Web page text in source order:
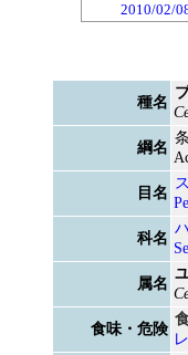
2010/02/
種名
綱名
目名
科名
属名
食味・危険